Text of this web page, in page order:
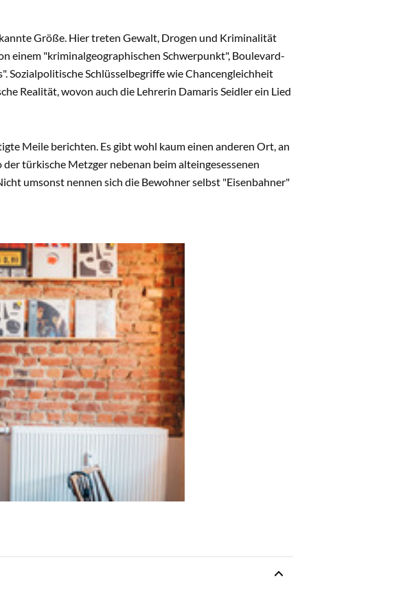
Größe. Hier treten Gewalt, Drogen und Kriminalität
einem "kriminalgeographischen Schwerpunkt", Boulevard-
Sozialpolitische Schlüsselbegriffe wie Chancengleichheit
Realität, wovon auch die Lehrerin Damaris Seidler ein Lied
Meile berichten. Es gibt wohl kaum einen anderen Ort, an
türkische Metzger nebenan beim alteingesessenen
umsonst nennen sich die Bewohner selbst "Eisenbahner"